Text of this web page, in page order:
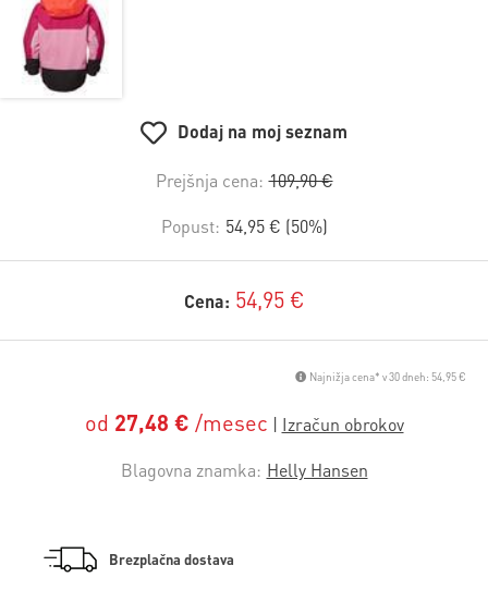
Dodaj na moj seznam
Prejšnja cena: 109,90 €
Popust: 54,95 € (50%)
Cena: 54,95 €
Najnižja cena* v 30 dneh: 54,95 €
od 27,48 € /mesec
Blagovna znamka: Helly Hansen
Brezplačna dostava